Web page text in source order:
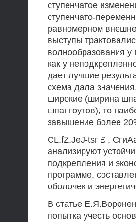
ступенчатое
ступенчато-
равномерном
выступы
волнообразования у
как у
дает лучшие
схема дала
широкие (ширина
шпангоутов), то
завышение более
CL.fZ.JeJ-tsг £ ,
анализируют
подкрепления и
программе,
оболочек и
В статье
попытка учесть